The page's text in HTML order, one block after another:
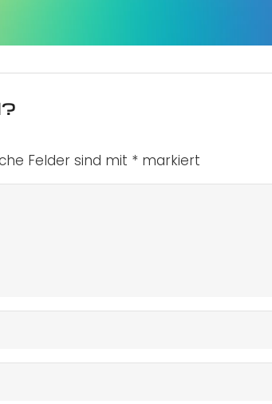
Felder sind mit * markiert